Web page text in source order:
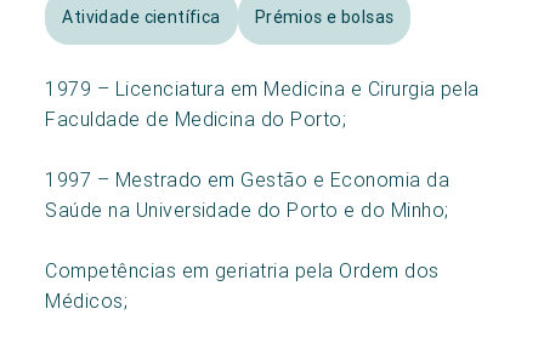
Atividade científica Prémios e bolsas
1979 – Licenciatura em Medicina e Cirurgia pela
Faculdade de Medicina do Porto;
1997 – Mestrado em Gestão e Economia da
Saúde na Universidade do Porto e do Minho;
Competências em geriatria pela Ordem dos
Médicos;